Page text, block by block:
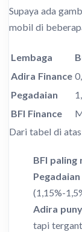
Supaya ada
mobil di
Lembaga
Adira Finance
Pegadaian
BFI Finance
Dari tabel di
BFI paling
(1,15%-
Adira
tapi